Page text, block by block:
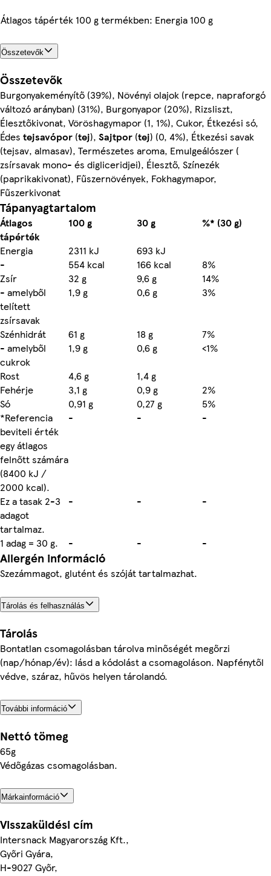
Átlagos tápérték 100 g termékben: Energia 100 g
Összetevők
Összetevők
Burgonyakeményítő (39%), Növényi olajok (repce, napraforgó
változó arányban) (31%), Burgonyapor (20%), Rizsliszt,
Élesztőkivonat, Vöröshagymapor (1, 1%), Cukor, Étkezési só,
Édes tejsavópor (tej), Sajtpor (tej) (0, 4%), Étkezési savak
(tejsav, almasav), Természetes aroma, Emulgeálószer (
zsírsavak mono- és digliceridjei), Élesztő, Színezék
(paprikakivonat), Fűszernövények, Fokhagymapor,
Fűszerkivonat
Tápanyagtartalom
Átlagos
tápérték
100 g 30 g
%* (30 g)
Energia
2311 kJ
693 kJ
-
554 kcal 166 kcal
8%
Zsír
32 g 9,6 g
14%
- amelyből
telített
zsírsavak
1,9 g 0,6 g 3%
Szénhidrát 61 g 18 g
7%
- amelyből
cukrok
1,9 g 0,6 g
<1%
Rost
4,6 g
1,4 g
Fehérje
3,1 g 0,9 g
2%
Só
0,91 g 0,27 g
5%
*Referencia
beviteli érték
egy átlagos
felnőtt számára
(8400 kJ /
2000 kcal).
- - -
Ez a tasak 2-3
adagot
tartalmaz.
- - -
1 adag = 30 g. - - -
Allergén információ
Szezámmagot, glutént és szóját tartalmazhat.
Tárolás és felhasználás
Tárolás
Bontatlan csomagolásban tárolva minőségét megőrzi
(nap/hónap/év): lásd a kódolást a csomagoláson. Napfénytől
védve, száraz, hűvös helyen tárolandó.
További információ
Nettó tömeg
65g
Védőgázas csomagolásban.
Márkainformáció
Visszaküldési cím
Intersnack Magyarország Kft.,
Győri Gyára,
H-9027 Győr,